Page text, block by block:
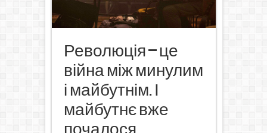
Революція – це
війна між минулим
і майбутнім. І
майбутнє вже